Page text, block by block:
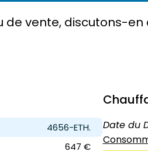
vente, discutons-en
4656-ETH.
647 €
Date du